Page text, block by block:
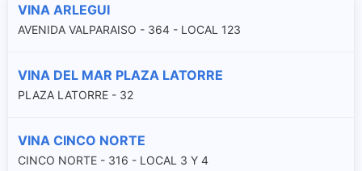
VINA ARLEGUI
AVENIDA VALPARAISO - 364 - LOCAL 123
VINA DEL MAR PLAZA LATORRE
PLAZA LATORRE - 32
VINA CINCO NORTE
CINCO NORTE - 316 - LOCAL 3 Y 4